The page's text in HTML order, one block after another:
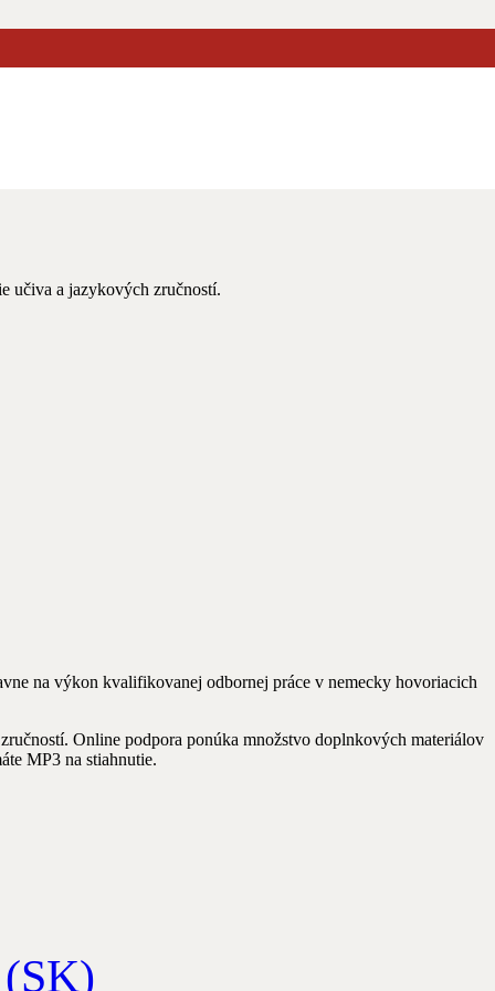
učiva a jazykových zručností.
na výkon kvalifikovanej odbornej práce v nemecky hovoriacich
Online podpora ponúka množstvo doplnkových materiálov
MP3 na stiahnutie.